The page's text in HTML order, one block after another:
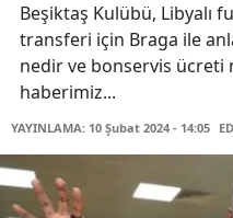
Beşiktaş Kulübü, Libyalı
transferi için Braga ile
nedir ve bonservis ücreti
haberimiz...
YAYINLAMA: 10 Şubat 2024 - 14:05